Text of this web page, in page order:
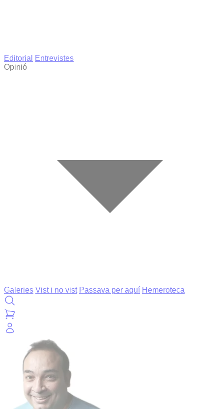
Editorial
Entrevistes
Opinió
Galeries Vist i no vist Passava per aquí Hemeroteca